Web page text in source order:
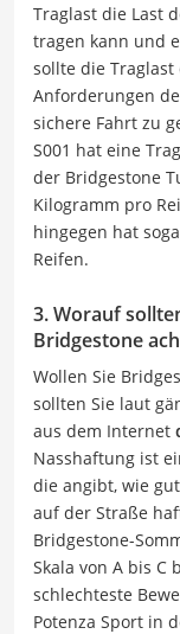
Traglast die Last
tragen kann und
sollte die
Anforderungen
sichere Fahrt zu
S001 hat eine
der Bridgestone
Kilogramm pro
hingegen hat
Reifen.
3. Worauf
Bridgestone
Wollen Sie
sollten Sie laut
aus dem Internet
Nasshaftung ist
die angibt, wie
auf der Straße
Bridgestone-
Skala von A bis C
schlechteste
Potenza Sport in